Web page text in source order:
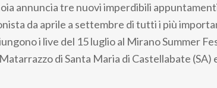
annuncia tre nuovi imperdibili
da aprile a settembre di tutti i più
i live del 15 luglio al Mirano Summer
di Santa Maria di Castellabate (SA)